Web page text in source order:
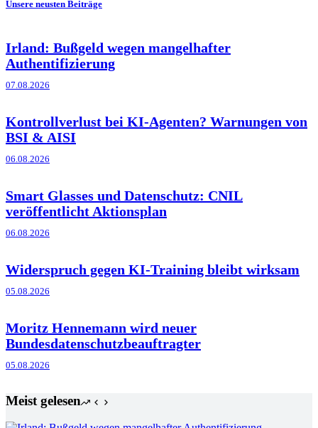
Unsere neusten Beiträge
Irland: Bußgeld wegen mangelhafter
Authentifizierung
07.08.2026
Kontrollverlust bei KI-Agenten? Warnungen von
BSI & AISI
06.08.2026
Smart Glasses und Datenschutz: CNIL
veröffentlicht Aktionsplan
06.08.2026
Widerspruch gegen KI-Training bleibt wirksam
05.08.2026
Moritz Hennemann wird neuer
Bundesdatenschutzbeauftragter
05.08.2026
Meist gelesen